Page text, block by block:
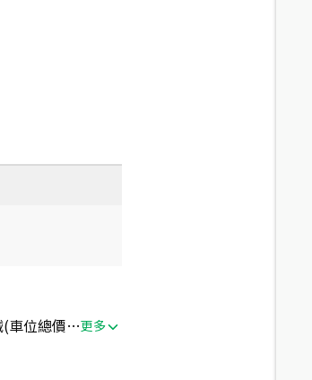
1個升降機械(車位總價：180萬)更多